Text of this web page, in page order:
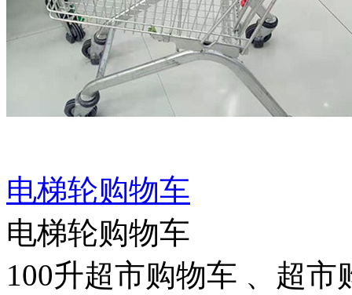
电梯轮购物车
电梯轮购物车
100升超市购物车 、超